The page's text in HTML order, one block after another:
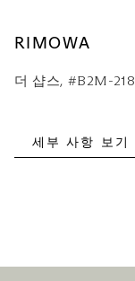
RIMOWA
더 샵스, #B2M-218
세부 사항 보기